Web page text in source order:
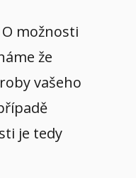
O možnosti
že
vašeho
je tedy